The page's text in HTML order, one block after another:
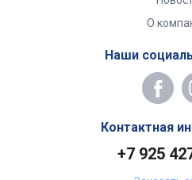
О
Наши
Контактная
+7 925